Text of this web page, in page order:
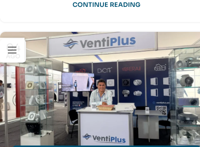
CONTINUE READING
04